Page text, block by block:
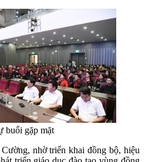
buổi gặp mặt
nhờ triển khai đồng bộ, hiệu